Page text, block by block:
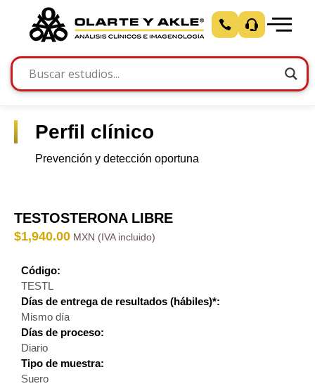
Perfil clínico
Prevención y detección oportuna
TESTOSTERONA LIBRE
$1,940.00
Código:
TESTL
Días de entrega de resultados (hábiles)*:
Mismo día
Días de proceso:
Diario
Tipo de muestra:
Suero